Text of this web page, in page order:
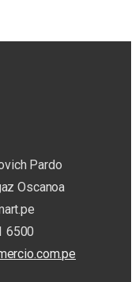
Pardo
Oscanoa
6500